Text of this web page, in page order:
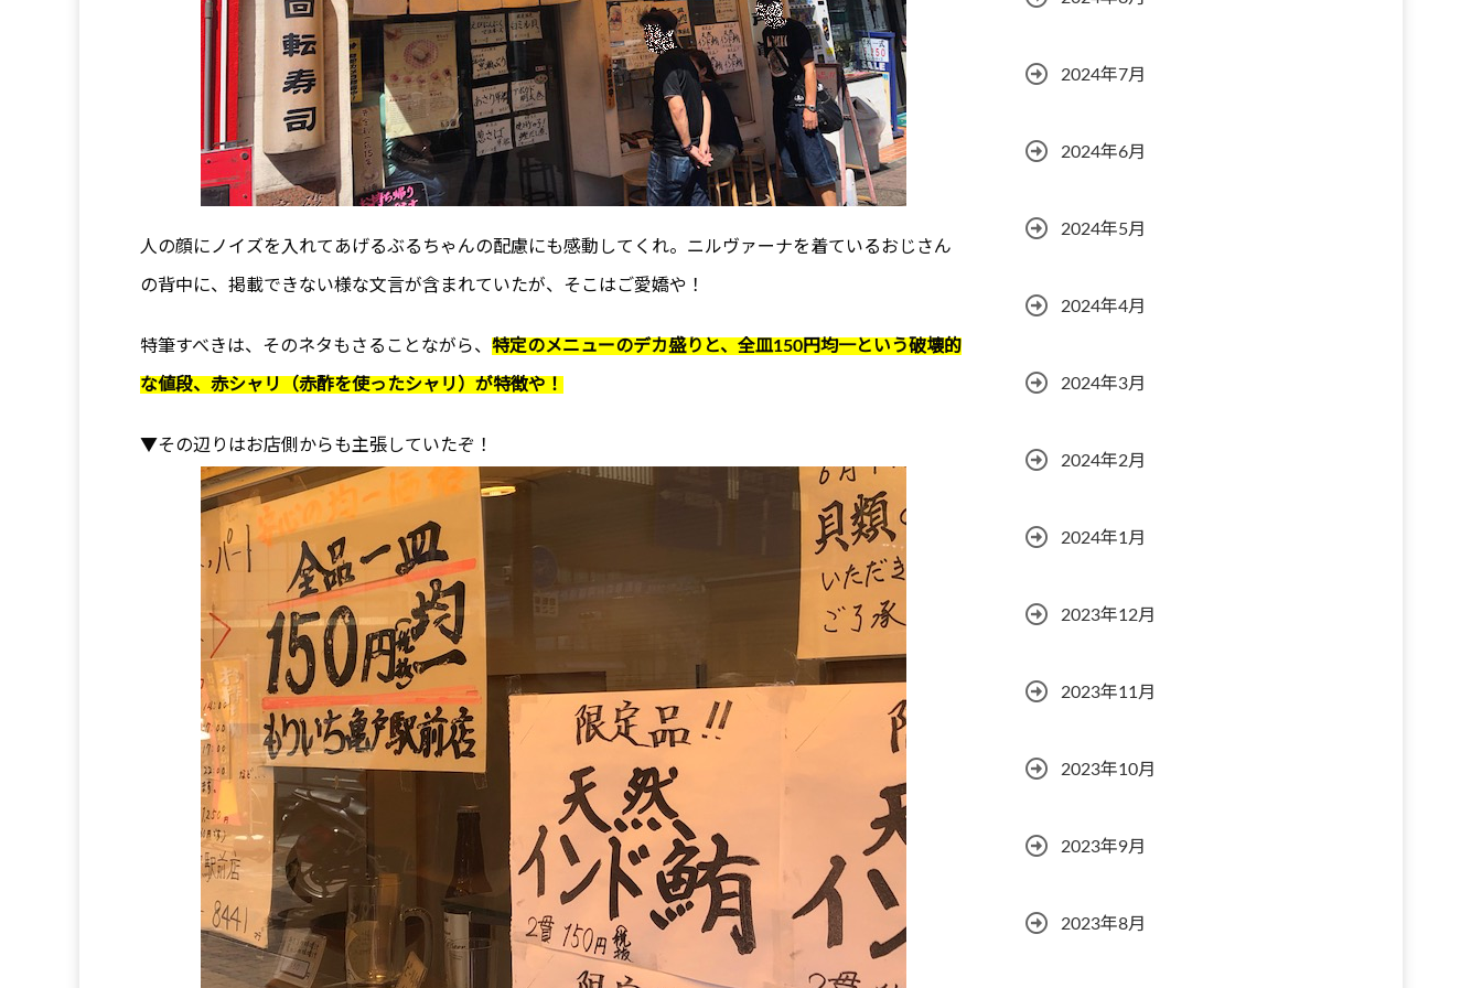
人の顔にノイズを入れてあげるぶるちゃんの配慮にも感動してくれ。ニルヴァーナを着ているおじさん
の背中に、掲載できない様な文言が含まれていたが、そこはご愛嬌や！
特筆すべきは、そのネタもさることながら、 特定のメニューのデカ盛りと、全皿150円均一という破壊的
な値段、赤シャリ（赤酢を使ったシャリ）が特徴や！
▼その辺りはお店側からも主張していたぞ！
2024年7月
2024年6月
2024年5月
2024年4月
2024年3月
2024年2月
2024年1月
2023年12月
2023年11月
2023年10月
2023年9月
2023年8月